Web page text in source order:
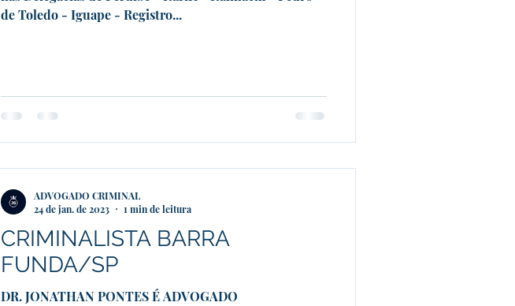
de Toledo - Iguape - Registro...
CRIMINALISTA BARRA
FUNDA/SP
DR. JONATHAN PONTES É ADVOGADO
ADVOGADO CRIMINAL
24 de jan. de 2023
1 min de leitura